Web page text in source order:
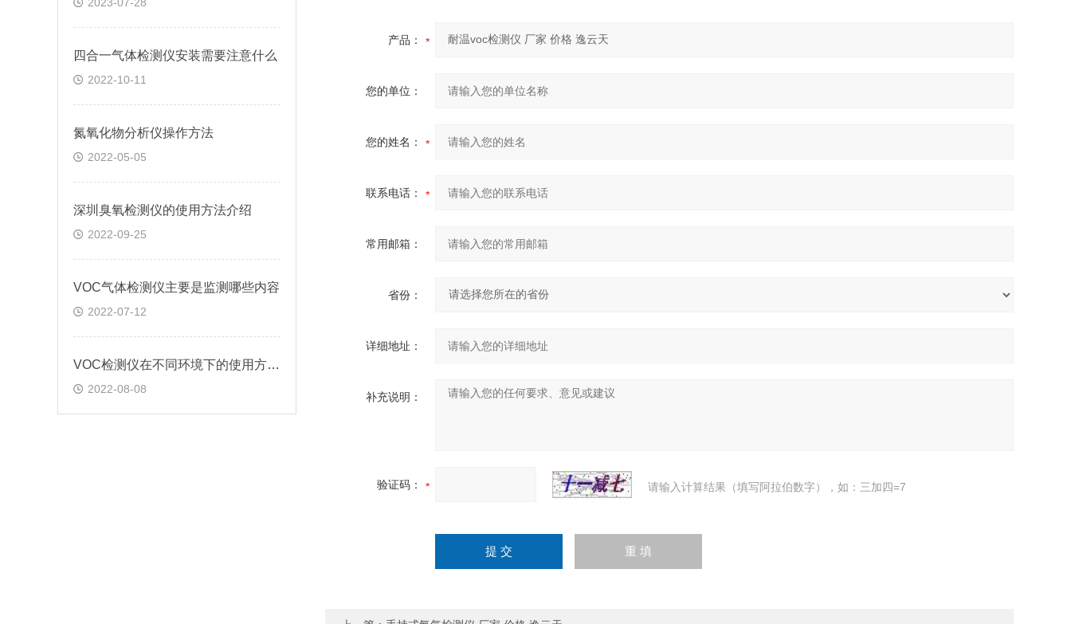
四合一气体检测仪安装需要注意什么
2022-10-11
氮氧化物分析仪操作方法
2022-05-05
深圳臭氧检测仪的使用方法介绍
2022-09-25
VOC气体检测仪主要是监测哪些内容
2022-07-12
VOC检测仪在不同环境下的使用方法?
2022-08-08
产品：
您的单位：
您的姓名：
联系电话：
常用邮箱：
省份：
详细地址：
补充说明：
验证码： 请输入计算结果（填写阿拉伯数字），如：三加四=7